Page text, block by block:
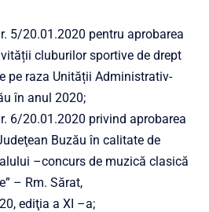
5/20.01.2020 pentru aprobarea
cluburilor sportive de drept
pe raza Unității Administrativ-
în anul 2020;
6/20.01.2020 privind aprobarea
Buzău în calitate de
–concurs de muzică clasică
– Rm. Sărat,
ediţia a XI –a;